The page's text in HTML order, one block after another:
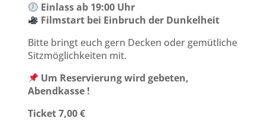
Einlass ab 19:00 Uhr
Filmstart bei Einbruch der Dunkelheit
Bitte bringt euch gern Decken oder gemütliche
Sitzmöglichkeiten mit.
Um Reservierung wird gebeten,
Abendkasse !
Ticket 7,00 €